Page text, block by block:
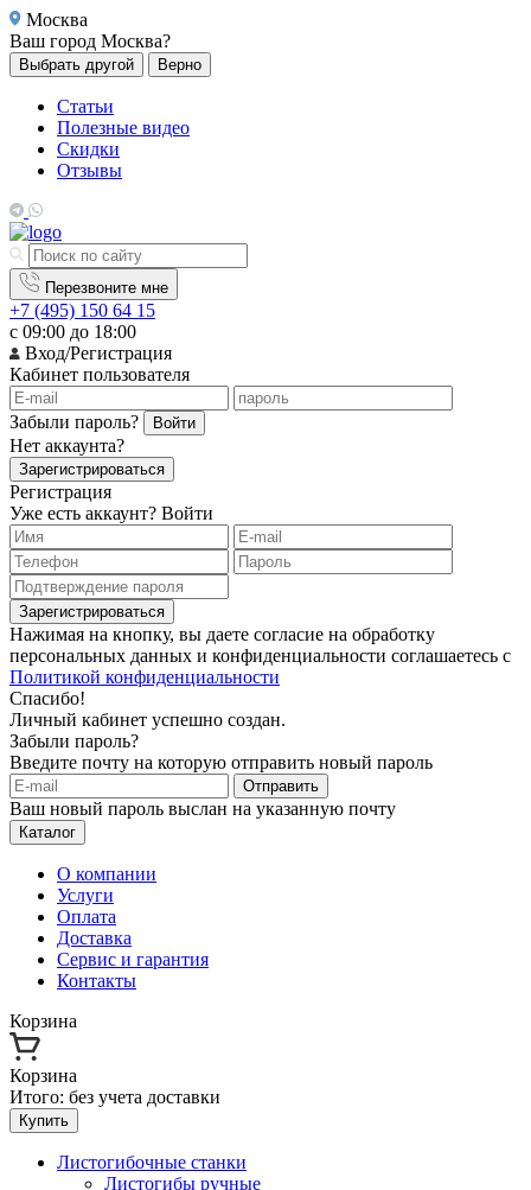
Москва
Ваш город Москва?
Выбрать другой Верно
Статьи
Полезные видео
Скидки
Отзывы
Перезвоните мне
+7 (495) 150 64 15
с 09:00 до 18:00
Вход/Регистрация
Кабинет пользователя
Забыли пароль? Войти
Нет аккаунта?
Зарегистрироваться
Регистрация
Уже есть аккаунт? Войти
Зарегистрироваться
Нажимая на кнопку, вы даете согласие на обработку
персональных данных и конфиденциальности соглашаетесь с
Политикой конфиденциальности
Спасибо!
Личный кабинет успешно создан.
Забыли пароль?
Введите почту на которую отправить новый пароль
Отправить
Ваш новый пароль выслан на указанную почту
Каталог
О компании
Услуги
Оплата
Доставка
Сервис и гарантия
Контакты
Корзина
Корзина
Итого: без учета доставки
Купить
Листогибочные станки
Листогибы ручные